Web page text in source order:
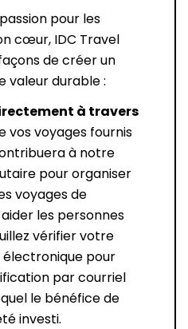
pour les
cœur, IDC Travel
de créer un
valeur durable :
à travers
vos voyages fournis
à notre
pour organiser
voyages de
les personnes
vérifier votre
pour
par courriel
le bénéfice de
investi.